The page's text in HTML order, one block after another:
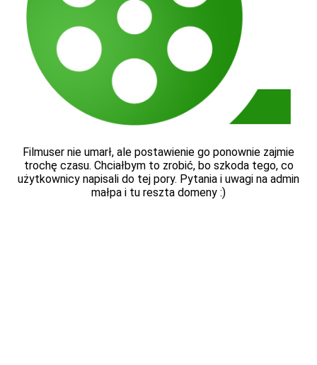
Filmuser nie umarł, ale postawienie go ponownie zajmie
trochę czasu. Chciałbym to zrobić, bo szkoda tego, co
użytkownicy napisali do tej pory. Pytania i uwagi na admin
małpa i tu reszta domeny :)